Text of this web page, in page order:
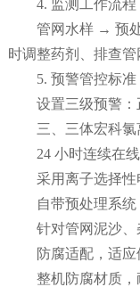
4. 监测工作流程
管网水样 → 预处
时调整药剂、排查
5. 预警管控标准
设置三级预警：
三、三体宏科氯
24 小时连续在线
采用离子选择性电
自带预处理系统
针对管网泥沙、杂
防腐适配，适应
整机防腐材质，耐